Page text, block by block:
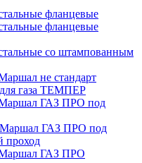
фланцевые
фланцевые
со штампованным
не стандарт
газа ТЕМПЕР
ГАЗ ПРО под
ГАЗ ПРО под
проход
ГАЗ ПРО